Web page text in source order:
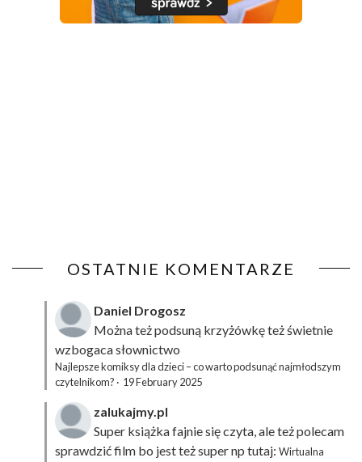
OSTATNIE KOMENTARZE
Daniel Drogosz
Można też podsuną krzyżówkęteż świetnie
wzbogaca słownictwo
Najlepsze komiksy dla dzieci – co warto podsunąć najmłodszym
czytelnikom? · 19 February 2025
zalukajmy.pl
Super książka fajnie się czyta, ale też polecam
sprawdzić film bo jest też super np tutaj: Wirtualna